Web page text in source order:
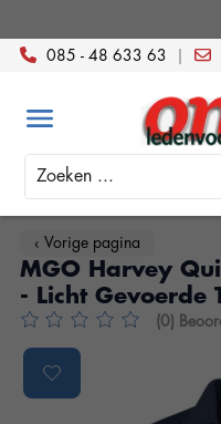
085 - 48 633 63
Zoeken
‹ Vorige pagina
MGO Harvey
- Licht Gevoerde
De beoordeling van dit
(0)
Product image